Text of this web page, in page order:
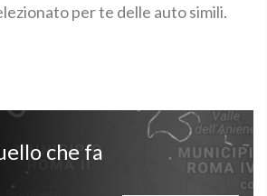
per te delle auto simili.
che fa